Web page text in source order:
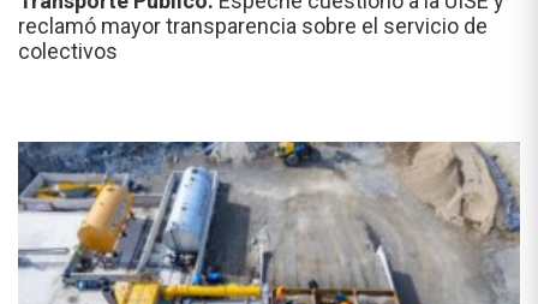
reclamó mayor transparencia sobre el servicio de
colectivos